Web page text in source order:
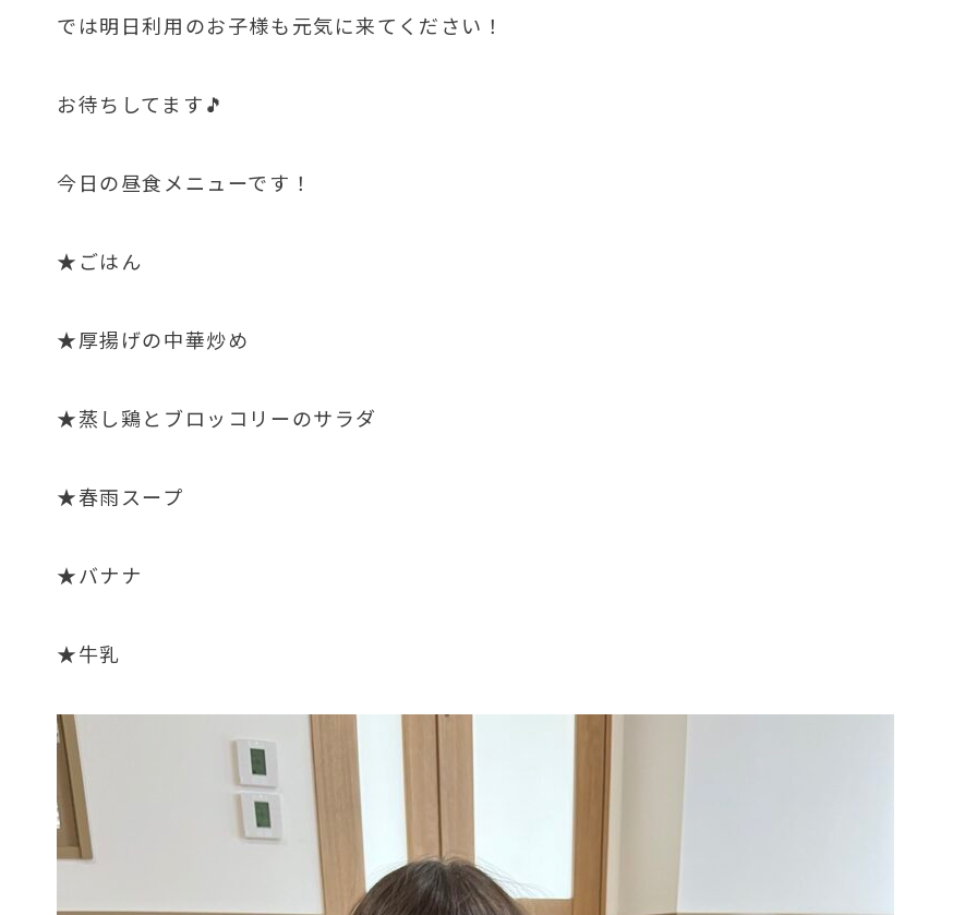
では明日利用のお子様も元気に来てください！
お待ちしてます🎵
今日の昼食メニューです！
★ごはん
★厚揚げの中華炒め
★蒸し鶏とブロッコリーのサラダ
★春雨スープ
★バナナ
★牛乳